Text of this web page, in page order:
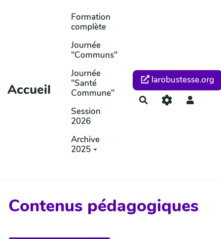
Aller au contenu principal
Accueil
Formation
complète
Journée
"Communs"
Journée
"Santé
Commune"
Session
2026
Archive
2025
larobustesse.org
Rechercher
Contenus pédagogiques